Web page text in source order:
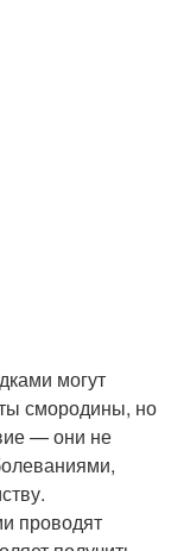
могут
смородины, но
— они не
проводят